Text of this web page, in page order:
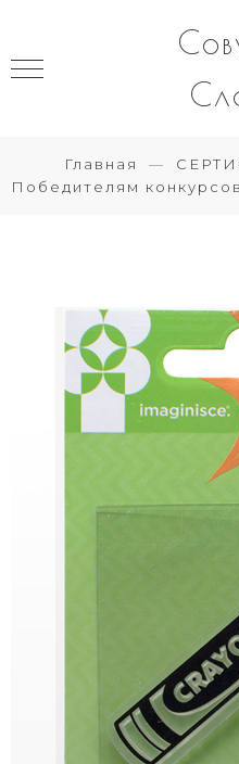
Главная
Победителям